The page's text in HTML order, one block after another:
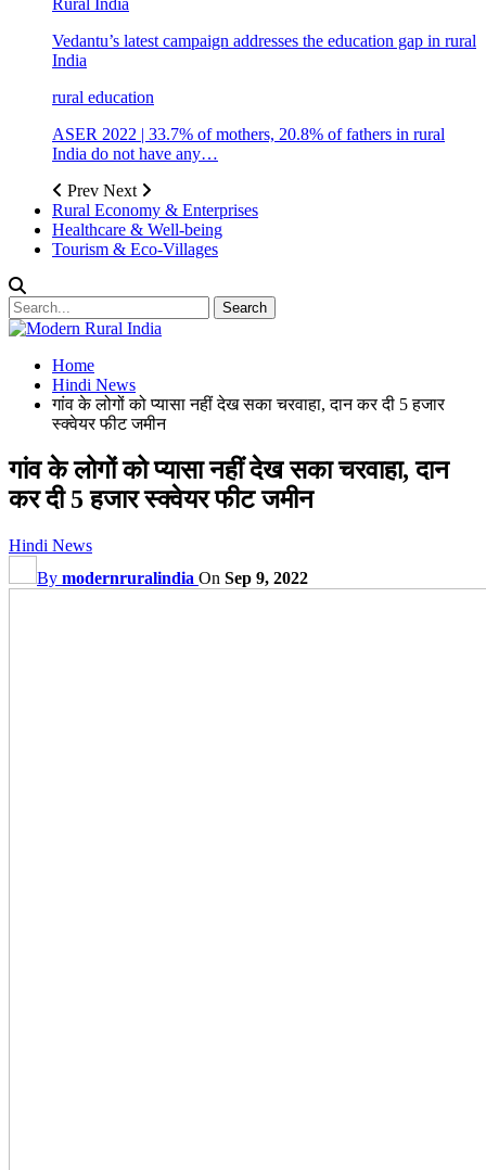
Rural India
Vedantu’s latest campaign addresses the education gap in rural
India
rural education
ASER 2022 | 33.7% of mothers, 20.8% of fathers in rural
India do not have any…
Prev Next
Rural Economy & Enterprises
Healthcare & Well-being
Tourism & Eco-Villages
Home
Hindi News
गांव के लोगों को प्यासा नहीं देख सका चरवाहा, दान कर दी 5 हजार
स्क्वेयर फीट जमीन
गांव के लोगों को प्यासा नहीं देख सका चरवाहा, दान
कर दी 5 हजार स्क्वेयर फीट जमीन
Hindi News
By modernruralindia On Sep 9, 2022